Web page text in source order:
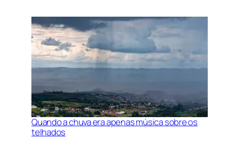
Quando a chuva era apenas música sobre os
telhados